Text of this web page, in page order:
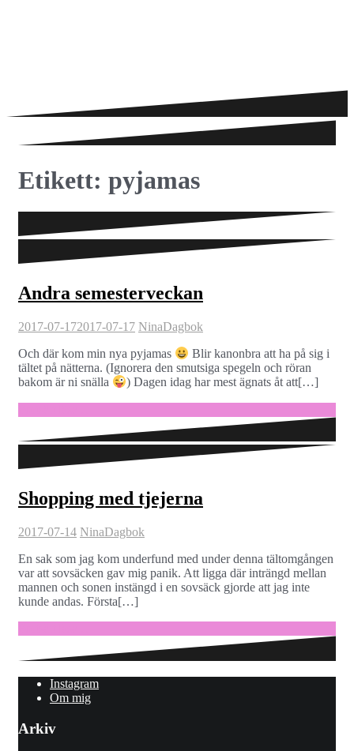
Etikett: pyjamas
Andra semesterveckan
2017-07-172017-07-17 NinaDagbok
Och där kom min nya pyjamas
Blir kanonbra att ha på sig i
tältet på nätterna. (Ignorera den smutsiga spegeln och röran
bakom är ni snälla
) Dagen idag har mest ägnats åt att[…]
Shopping med tjejerna
2017-07-14 NinaDagbok
En sak som jag kom underfund med under denna tältomgången
var att sovsäcken gav mig panik. Att ligga där inträngd mellan
mannen och sonen instängd i en sovsäck gjorde att jag inte
kunde andas. Första[…]
Instagram
Om mig
Arkiv